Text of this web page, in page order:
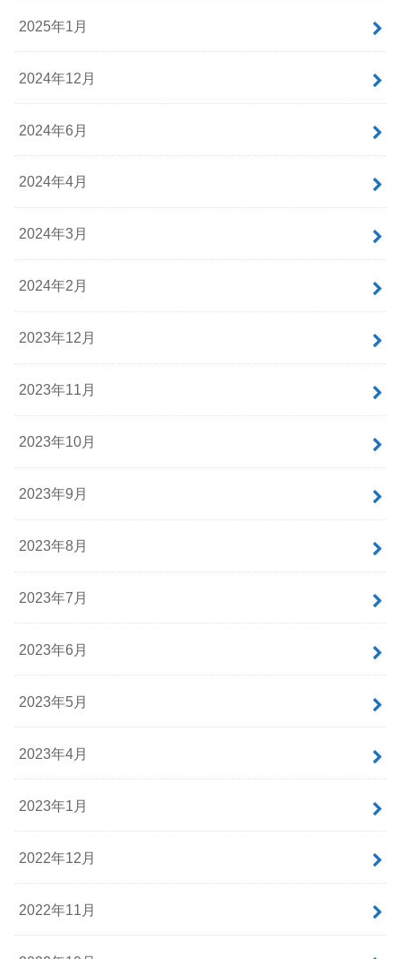
2025年1月
2024年12月
2024年6月
2024年4月
2024年3月
2024年2月
2023年12月
2023年11月
2023年10月
2023年9月
2023年8月
2023年7月
2023年6月
2023年5月
2023年4月
2023年1月
2022年12月
2022年11月